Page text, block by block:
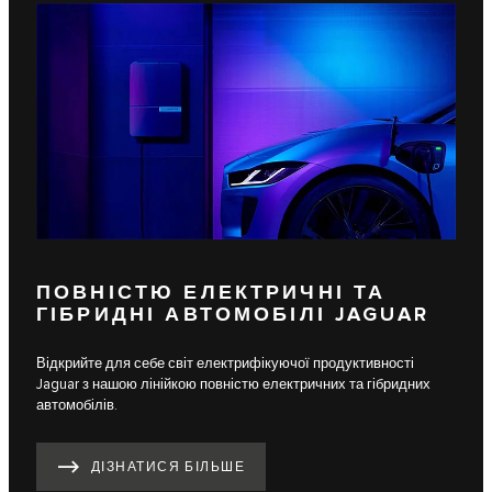
ПОВНІСТЮ ЕЛЕКТРИЧНІ ТА
ГІБРИДНІ АВТОМОБІЛІ JAGUAR
Відкрийте для себе світ електрифікуючої продуктивності
Jaguar з нашою лінійкою повністю електричних та гібридних
автомобілів.
ДІЗНАТИСЯ БІЛЬШЕ